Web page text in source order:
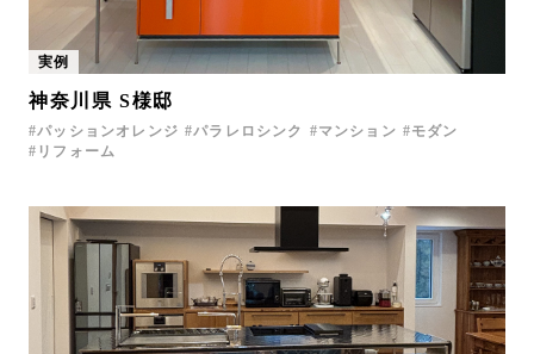
実例
神奈川県 S様邸
パッションオレンジ パラレロシンク マンション
モダン
リフォーム